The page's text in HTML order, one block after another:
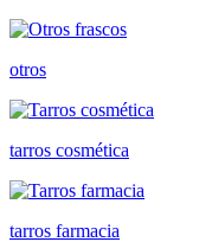
otros
tarros cosmética
tarros farmacia